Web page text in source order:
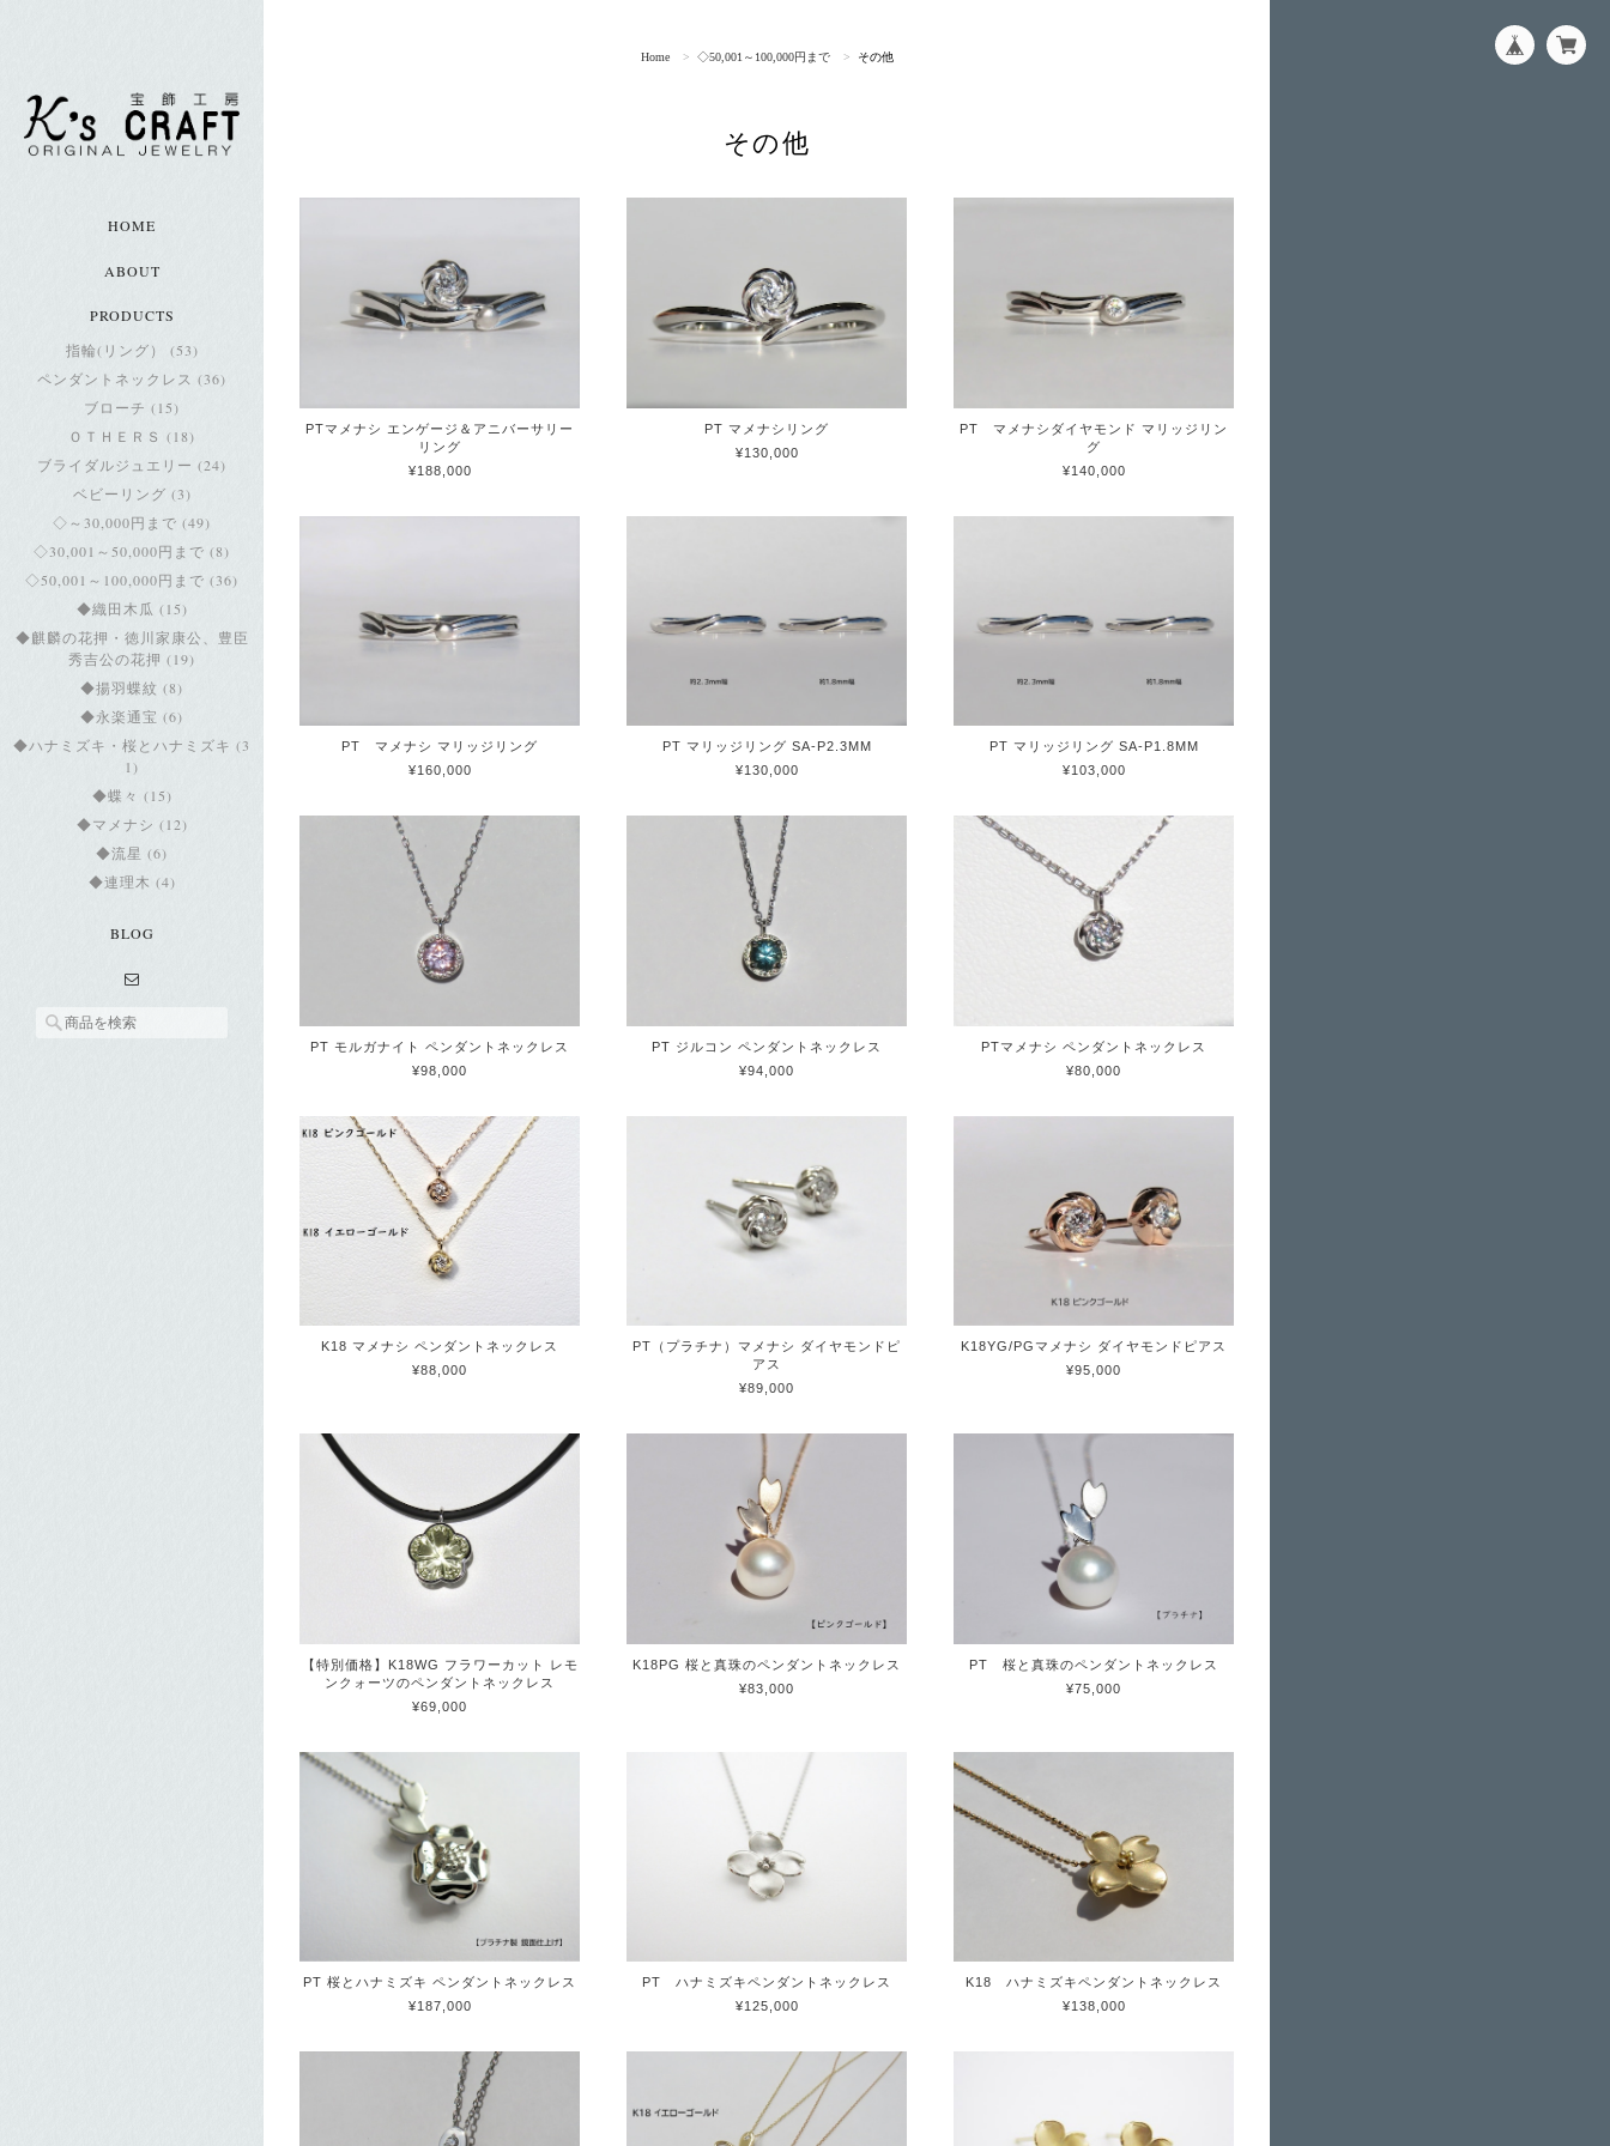
HOME
ABOUT
PRODUCTS
指輪(リング） (53)
ペンダントネックレス (36)
ブローチ (15)
ＯＴＨＥＲＳ (18)
ブライダルジュエリー (24)
ベビーリング (3)
◇～30,000円まで (49)
◇30,001～50,000円まで (8)
◇50,001～100,000円まで (36)
◆織田木瓜 (15)
◆麒麟の花押・徳川家康公、豊臣
秀吉公の花押 (19)
◆揚羽蝶紋 (8)
◆永楽通宝 (6)
◆ハナミズキ・桜とハナミズキ (3
1)
◆蝶々 (15)
◆マメナシ (12)
◆流星 (6)
◆連理木 (4)
BLOG
Home ◇50,001～100,000円まで その他
その他
PTマメナシ エンゲージ＆アニバーサリー
リング
¥188,000
PT マメナシリング
¥130,000
PT マメナシダイヤモンド マリッジリン
グ
¥140,000
PT マメナシ マリッジリング
¥160,000
PT マリッジリング SA-P2.3MM
¥130,000
PT マリッジリング SA-P1.8MM
¥103,000
PT モルガナイト ペンダントネックレス
¥98,000
PT ジルコン ペンダントネックレス
¥94,000
PTマメナシ ペンダントネックレス
¥80,000
K18 マメナシ ペンダントネックレス
¥88,000
PT（プラチナ）マメナシ ダイヤモンドピ
アス
¥89,000
K18YG/PGマメナシ ダイヤモンドピアス
¥95,000
【特別価格】K18WG フラワーカット レモ
ンクォーツのペンダントネックレス
¥69,000
K18PG 桜と真珠のペンダントネックレス
¥83,000
PT 桜と真珠のペンダントネックレス
¥75,000
PT 桜とハナミズキ ペンダントネックレス
¥187,000
PT ハナミズキペンダントネックレス
¥125,000
K18 ハナミズキペンダントネックレス
¥138,000